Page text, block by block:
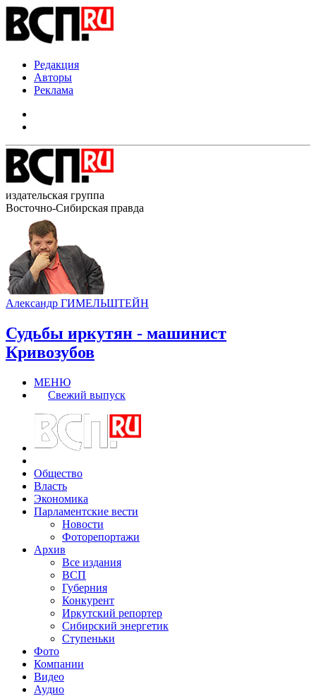
Редакция
Авторы
Реклама
издательская группа
Восточно-Сибирская правда
Александр ГИМЕЛЬШТЕЙН
Судьбы иркутян - машинист
Кривозубов
МЕНЮ
Свежий выпуск
Общество
Власть
Экономика
Парламентские вести
Новости
Фоторепортажи
Архив
Все издания
ВСП
Губерния
Конкурент
Иркутский репортер
Сибирский энергетик
Ступеньки
Фото
Компании
Видео
Аудио